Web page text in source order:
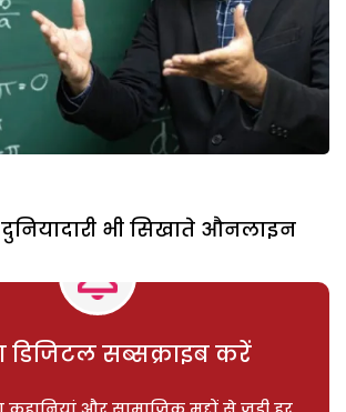
भी सिखाते औनलाइन
डिजिटल सब्सक्राइब करें